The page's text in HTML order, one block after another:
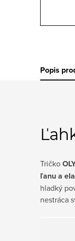
Popis
Tričko
ľanu a
hladký
nestráca